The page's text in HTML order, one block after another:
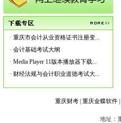
· 重庆市会计从业资格证书注册变...
· 会计基础考试大纲
· Media Player 11版本播放器下载...
· 财经法规与会计职业道德考试大...
重庆财考 重庆金蝶软件
地址：